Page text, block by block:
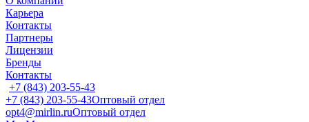
Карьера
Контакты
Партнеры
Лицензии
Бренды
Контакты
+7 (843) 203-55-43
+7 (843) 203-55-43Оптовый отдел
opt4@mirlin.ruОптовый отдел